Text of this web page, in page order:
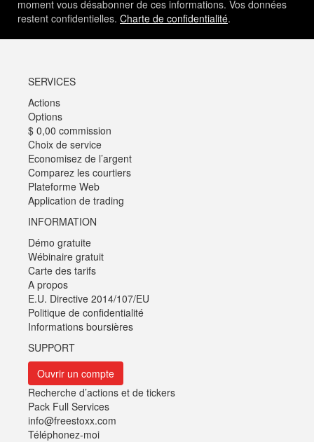
moment vous désabonner de ces informations. Vos données
restent confidentielles. Charte de confidentialité.
SERVICES
Actions
Options
$ 0,00 commission
Choix de service
Economisez de l’argent
Comparez les courtiers
Plateforme Web
Application de trading
INFORMATION
Démo gratuite
Wébinaire gratuit
Carte des tarifs
A propos
E.U. Directive 2014/107/EU
Politique de confidentialité
Informations boursières
SUPPORT
Ouvrir un compte
Recherche d’actions et de tickers
Pack Full Services
info@freestoxx.com
Téléphonez-moi